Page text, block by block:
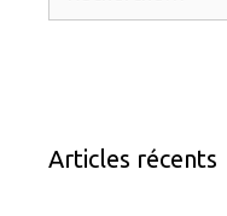
Articles récents